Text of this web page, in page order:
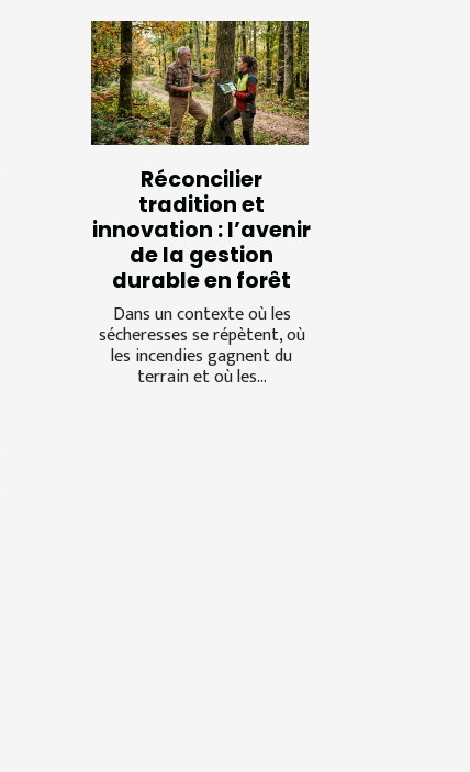
Réconcilier
tradition et
innovation : l’avenir
de la gestion
durable en forêt
Dans un contexte où les
sécheresses se répètent, où
les incendies gagnent du
terrain et où les...